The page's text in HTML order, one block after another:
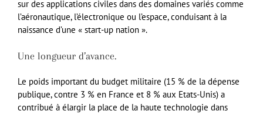
sur des applications civiles dans des domaines variés comme
l’aéronautique, l’électronique ou l’espace, conduisant à la
naissance d’une « start-up nation ».
Une longueur d’avance.
Le poids important du budget militaire (15 % de la dépense
publique, contre 3 % en France et 8 % aux Etats-Unis) a
contribué à élargir la place de la haute technologie dans